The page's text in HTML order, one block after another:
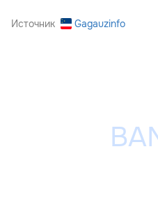
Источник Gagauzinfo